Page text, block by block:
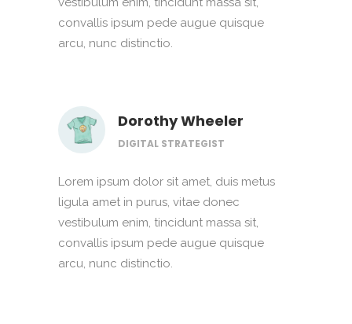
convallis ipsum pede augue quisque
arcu, nunc distinctio.
Dorothy Wheeler
DIGITAL STRATEGIST
Lorem ipsum dolor sit amet, duis metus
ligula amet in purus, vitae donec
vestibulum enim, tincidunt massa sit,
convallis ipsum pede augue quisque
arcu, nunc distinctio.